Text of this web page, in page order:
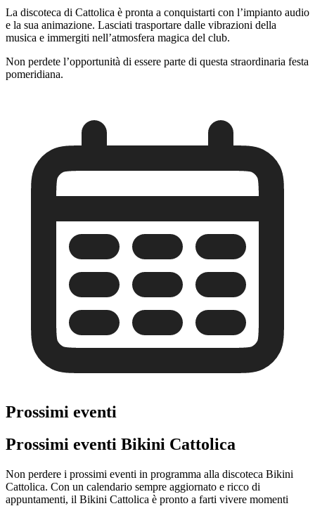
La discoteca di Cattolica è pronta a conquistarti con l’impianto audio
e la sua animazione. Lasciati trasportare dalle vibrazioni della
musica e immergiti nell’atmosfera magica del club.
Non perdete l’opportunità di essere parte di questa straordinaria festa
pomeridiana.
Prossimi eventi
Prossimi eventi Bikini Cattolica
Non perdere i prossimi eventi in programma alla discoteca Bikini
Cattolica. Con un calendario sempre aggiornato e ricco di
appuntamenti, il Bikini Cattolica è pronto a farti vivere momenti